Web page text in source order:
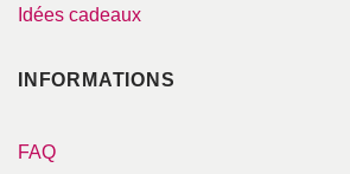
Idées cadeaux
INFORMATIONS
FAQ